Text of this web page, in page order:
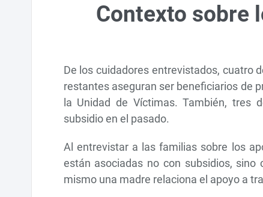
Contexto sobre
De los cuidadores entrevistados, cuatro
restantes aseguran ser beneficiarios de
la Unidad de Víctimas. También, tres
subsidio en el pasado.
Al entrevistar a las familias sobre los
están asociadas no con subsidios,
mismo una madre relaciona el apoyo a